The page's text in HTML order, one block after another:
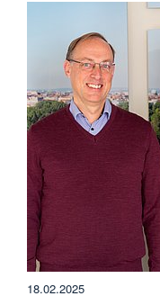
18.02.2025